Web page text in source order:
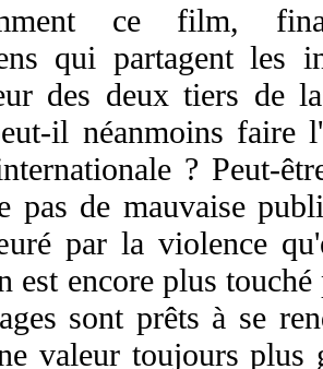
ce film,
qui partagent les
des deux tiers de
il néanmoins faire
? Peut-
pas de mauvaise
par la violence
est encore plus
sont prêts à se
valeur toujours plus